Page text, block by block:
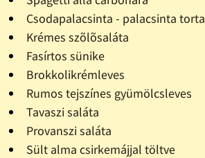
Csodapalacsinta - palacsinta torta
Krémes szõlõsaláta
Fasírtos sünike
Brokkolikrémleves
Rumos tejszínes gyümölcsleves
Tavaszi saláta
Provanszi saláta
Sült alma csirkemájjal töltve